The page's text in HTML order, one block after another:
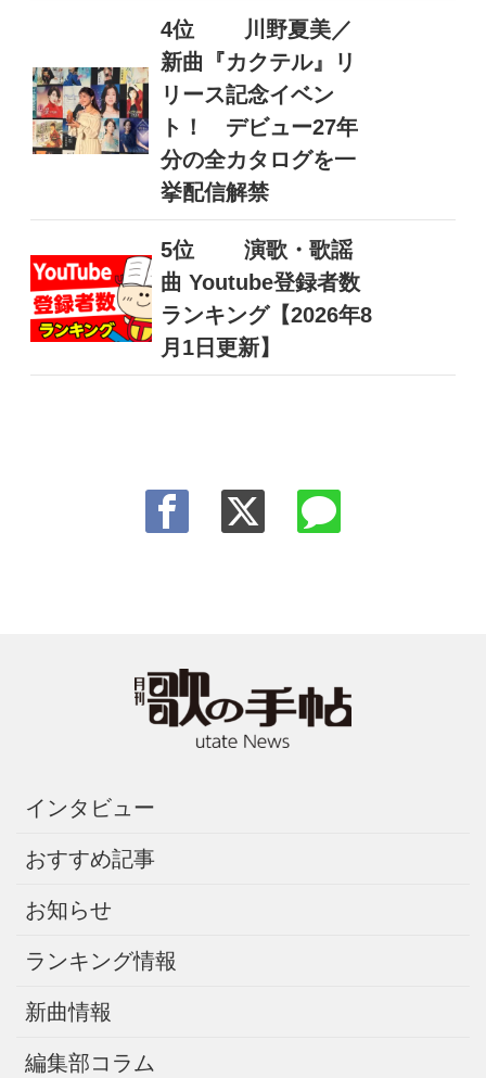
4位
川野夏美／
新曲『カクテル』リ
リース記念イベン
ト！ デビュー27年
分の全カタログを一
挙配信解禁
5位
演歌・歌謡
曲 Youtube登録者数
ランキング【2026年8
月1日更新】
インタビュー
おすすめ記事
お知らせ
ランキング情報
新曲情報
編集部コラム